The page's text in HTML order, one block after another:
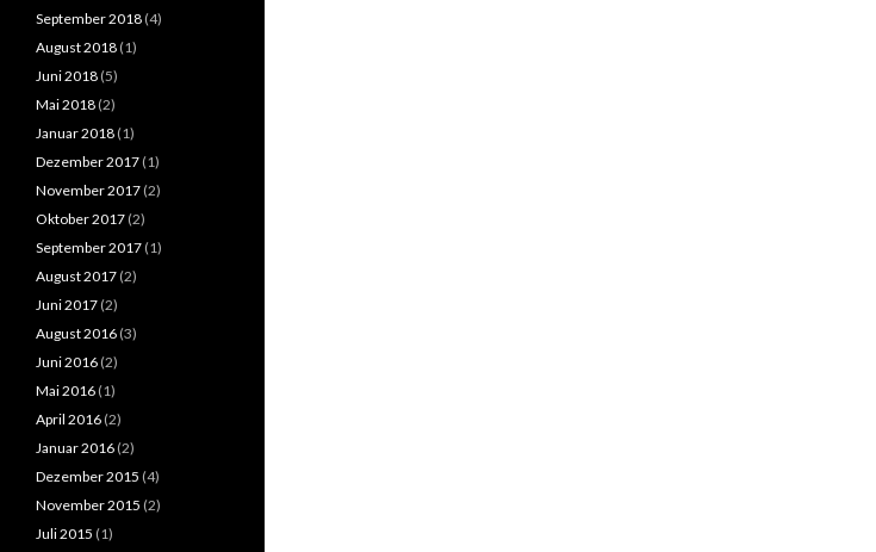
September 2018 (4)
August 2018 (1)
Juni 2018 (5)
Mai 2018 (2)
Januar 2018 (1)
Dezember 2017 (1)
November 2017 (2)
Oktober 2017 (2)
September 2017 (1)
August 2017 (2)
Juni 2017 (2)
August 2016 (3)
Juni 2016 (2)
Mai 2016 (1)
April 2016 (2)
Januar 2016 (2)
Dezember 2015 (4)
November 2015 (2)
Juli 2015 (1)